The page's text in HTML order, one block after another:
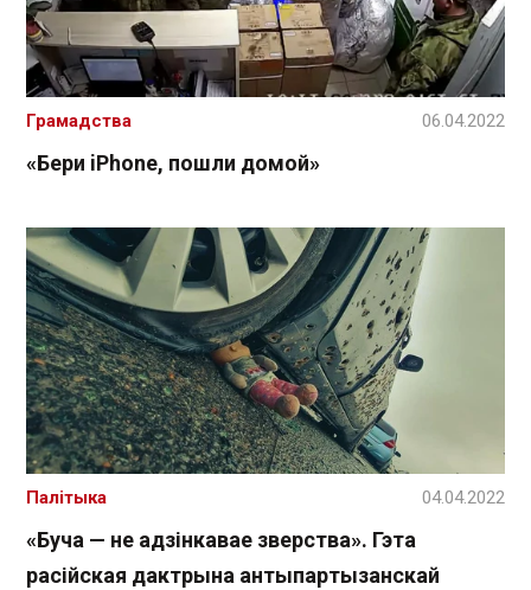
«Бери iPhone, пошли домой»
Грамадства 06.04.2022
«Буча — не адзінкавае зверства». Гэта
расійская дактрына антыпартызанскай
Палітыка 04.04.2022